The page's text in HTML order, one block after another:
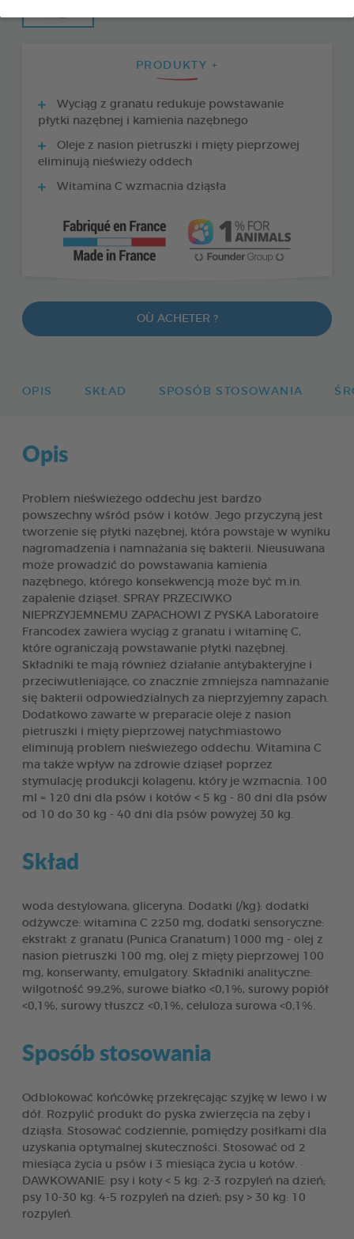
PRODUKTY +
Wyciąg z granatu redukuje powstawanie
płytki nazębnej i kamienia nazębnego
Oleje z nasion pietruszki i mięty pieprzowej
eliminują nieświeży oddech
Witamina C wzmacnia dziąsła
OÙ ACHETER ?
OPIS SKŁAD SPOSÓB STOSOWANIA
Opis
Problem nieświeżego oddechu jest bardzo
powszechny wśród psów i kotów. Jego przyczyną jest
tworzenie się płytki nazębnej, która powstaje w wyniku
nagromadzenia i namnażania się bakterii. Nieusuwana
może prowadzić do powstawania kamienia
nazębnego, którego konsekwencją może być m.in.
zapalenie dziąseł. SPRAY PRZECIWKO
NIEPRZYJEMNEMU ZAPACHOWI Z PYSKA Laboratoire
Francodex zawiera wyciąg z granatu i witaminę C,
które ograniczają powstawanie płytki nazębnej.
Składniki te mają również działanie antybakteryjne i
przeciwutleniające, co znacznie zmniejsza namnażanie
się bakterii odpowiedzialnych za nieprzyjemny zapach.
Dodatkowo zawarte w preparacie oleje z nasion
pietruszki i mięty pieprzowej natychmiastowo
eliminują problem nieświeżego oddechu. Witamina C
ma także wpływ na zdrowie dziąseł poprzez
stymulację produkcji kolagenu, który je wzmacnia. 100
ml = 120 dni dla psów i kotów < 5 kg - 80 dni dla psów
od 10 do 30 kg - 40 dni dla psów powyżej 30 kg.
Skład
woda destylowana, gliceryna. Dodatki (/kg): dodatki
odżywcze: witamina C 2250 mg, dodatki sensoryczne:
ekstrakt z granatu (Punica Granatum) 1000 mg - olej z
nasion pietruszki 100 mg, olej z mięty pieprzowej 100
mg, konserwanty, emulgatory. Składniki analityczne:
wilgotność 99,2%, surowe białko <0,1%, surowy popiół
<0,1%, surowy tłuszcz <0,1%, celuloza surowa <0,1%.
Sposób stosowania
Odblokować końcówkę przekręcając szyjkę w lewo i w
dół. Rozpylić produkt do pyska zwierzęcia na zęby i
dziąsła. Stosować codziennie, pomiędzy posiłkami dla
uzyskania optymalnej skuteczności. Stosować od 2
miesiąca życia u psów i 3 miesiąca życia u kotów. ·
DAWKOWANIE: psy i koty < 5 kg: 2-3 rozpyleń na dzień;
psy 10-30 kg: 4-5 rozpyleń na dzień; psy > 30 kg: 10
rozpyleń.